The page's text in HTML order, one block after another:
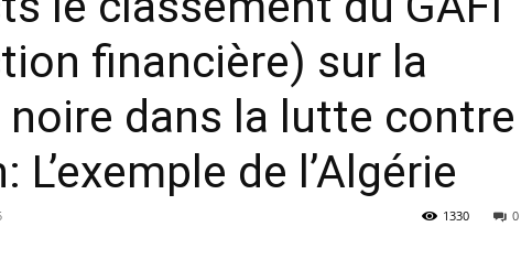
financière) sur la
noire dans la lutte contre
L’exemple de l’Algérie
0
1330